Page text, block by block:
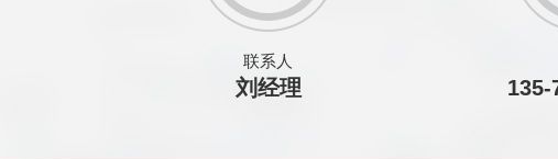
联系人
刘经理 135-